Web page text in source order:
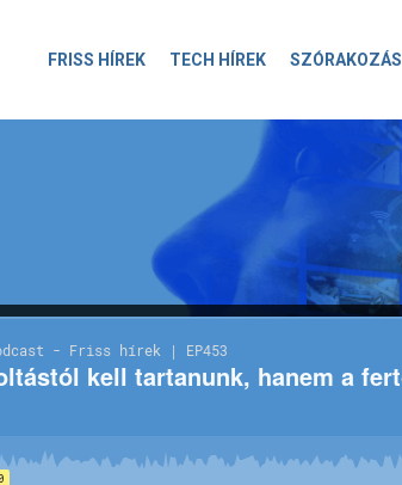
FRISS HÍREK TECH HÍREK SZÓRAKOZÁS